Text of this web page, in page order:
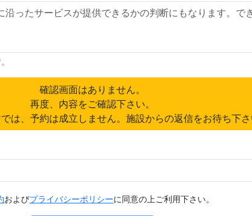
確認画面はありません。
再度、内容をご確認下さい。
は、予約は成立しません。施設からの返信をお待ち下さ
およびプライバシーポリシーに同意の上ご利用下さい。